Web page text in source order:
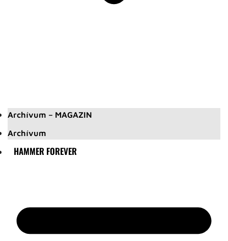
Archívum – MAGAZIN
Archívum
HAMMER FOREVER